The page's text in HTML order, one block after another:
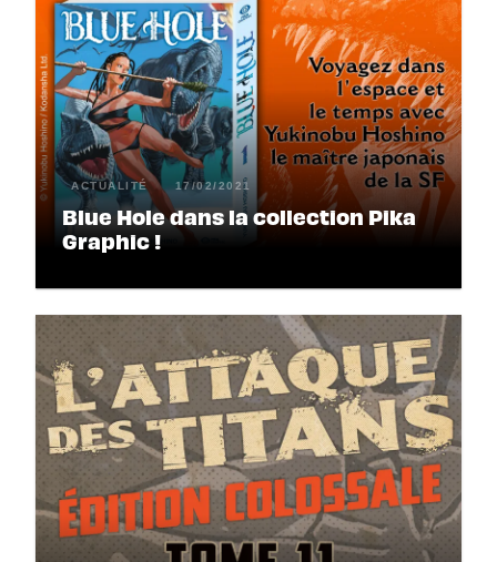
ACTUALITÉ 17/02/2021
Blue Hole dans la collection Pika
Graphic !